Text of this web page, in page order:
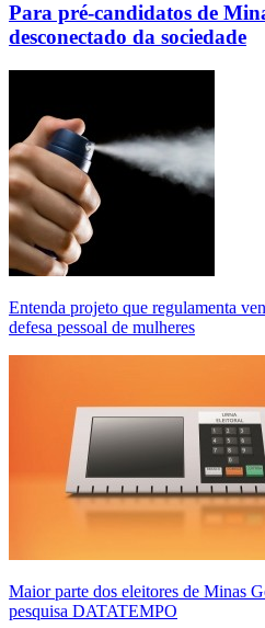
Para pré-candidatos de
desconectado da sociedade
Entenda projeto que regulamenta
defesa pessoal de mulheres
Maior parte dos eleitores de Minas
pesquisa DATATEMPO